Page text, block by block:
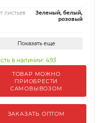
листьев
Зеленый, белый,
розовый
Показать еще
в наличии: 493
ТОВАР МОЖНО
ПРИОБРЕСТИ
САМОВЫВОЗОМ
ЗАКАЗАТЬ ОПТОМ